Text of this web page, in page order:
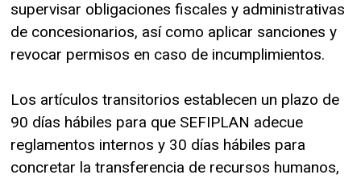
supervisar obligaciones fiscales y administrativas
de concesionarios, así como aplicar sanciones y
revocar permisos en caso de incumplimientos.
Los artículos transitorios establecen un plazo de
90 días hábiles para que SEFIPLAN adecue
reglamentos internos y 30 días hábiles para
concretar la transferencia de recursos humanos,